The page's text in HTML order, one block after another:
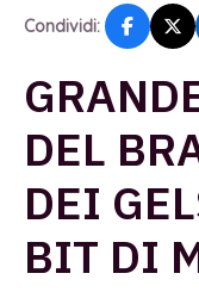
Condividi:
DEL
DEI
BIT DI